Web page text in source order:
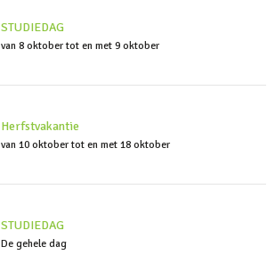
STUDIEDAG
van 8 oktober tot en met 9 oktober
Herfstvakantie
van 10 oktober tot en met 18 oktober
STUDIEDAG
De gehele dag